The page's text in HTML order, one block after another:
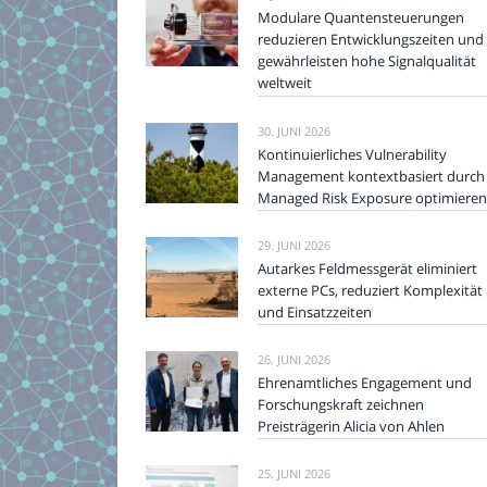
Modulare Quantensteuerungen
reduzieren Entwicklungszeiten und
gewährleisten hohe Signalqualität
weltweit
30. JUNI 2026
Kontinuierliches Vulnerability
Management kontextbasiert durch
Managed Risk Exposure optimieren
29. JUNI 2026
Autarkes Feldmessgerät eliminiert
externe PCs, reduziert Komplexität
und Einsatzzeiten
26. JUNI 2026
Ehrenamtliches Engagement und
Forschungskraft zeichnen
Preisträgerin Alicia von Ahlen
25. JUNI 2026